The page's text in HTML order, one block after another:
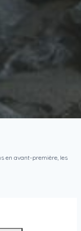
en avant-première, les